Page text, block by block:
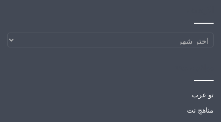
الارشيف
تو عرب
مناهج نت